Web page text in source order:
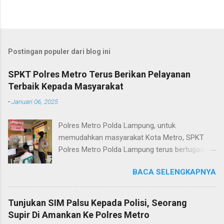
Postingan populer dari blog ini
SPKT Polres Metro Terus Berikan Pelayanan
Terbaik Kepada Masyarakat
-Januari 06, 2025
Polres Metro Polda Lampung, untuk
memudahkan masyarakat Kota Metro, SPKT
Polres Metro Polda Lampung terus bertugas
terkait layanan pengaduan, pelayanan SKCK dan
pelayanan Identifikasi sidik jari secara terpadu
kepada masyarakat. Senin (06/01/2025) Dalam
mewujudkan pelayanan prima kepolisian, SPKT
BACA SELENGKAPNYA
Tunjukan SIM Palsu Kepada Polisi, Seorang
Supir Di Amankan Ke Polres Metro